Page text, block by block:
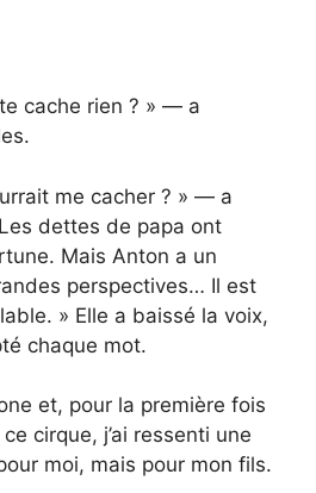
te cache rien ? » — a
me cacher ? » — a
dettes de papa ont
Mais Anton a un
perspectives… Il est
» Elle a baissé la voix,
chaque mot.
et, pour la première fois
cirque, j’ai ressenti une
moi, mais pour mon fils.